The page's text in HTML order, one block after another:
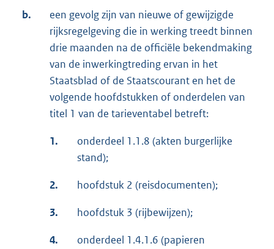
b.
een gevolg zijn van nieuwe of gewijzigde
rijksregelgeving die in werking treedt binnen
drie maanden na de officiële bekendmaking
van de inwerkingtreding ervan in het
Staatsblad of de Staatscourant en het de
volgende hoofdstukken of onderdelen van
titel 1 van de tarieventabel betreft:
1.
onderdeel 1.1.8 (akten burgerlijke
stand);
2. hoofdstuk 2 (reisdocumenten);
3. hoofdstuk 3 (rijbewijzen);
4.
onderdeel 1.4.1.6 (papieren